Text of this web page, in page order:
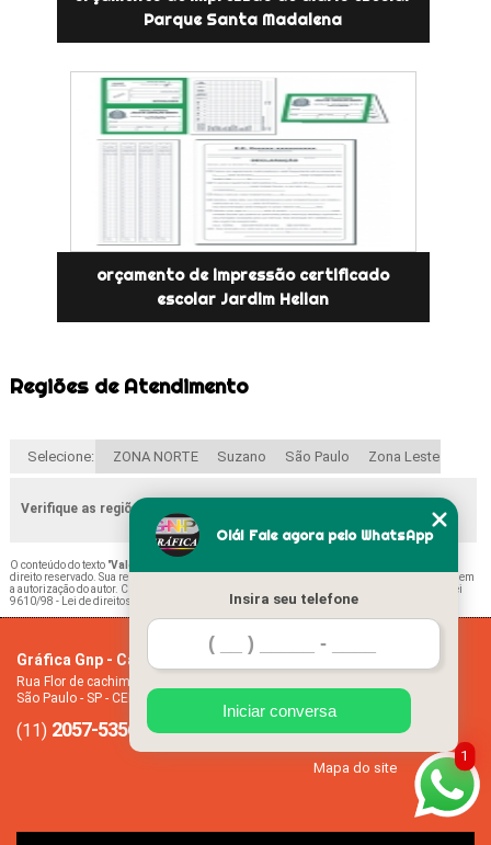
Parque Santa Madalena
orçamento de impressão certificado
escolar Jardim Helian
Regiões de Atendimento
Selecione: ZONA NORTE Suzano São Paulo Zona Leste
Verifique as regiões que atendemos
O conteúdo do texto "Valor de Impressão Material Escolar Cidade Tiradentes
direito reservado. Sua reprodução, parcial ou total, mesmo citando nossos links, é proibida sem
a autorização do autor. Crime de violação de direito autoral – artigo 184 do Código Penal –
Lei
9610/98 - Lei de direitos autorais
Gráfica Gnp - Cartão de visita
Rua Flor de cachimbo, 274 - Jardim Santana
São Paulo - SP - CEP: 08050-040
(11) 2057-5356 (11)94612-2445
Empresa
Missão
Mapa do site
1
Olá! Fale agora pelo WhatsApp
Insira seu telefone
Iniciar conversa